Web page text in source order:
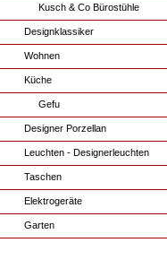
Kusch & Co Bürostühle
Designklassiker
Wohnen
Küche
Gefu
Designer Porzellan
Leuchten - Designerleuchten
Taschen
Elektrogeräte
Garten